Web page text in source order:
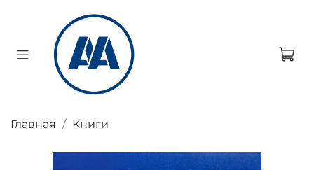
Главная Книги